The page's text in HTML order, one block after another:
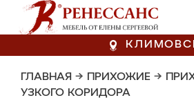
ГЛАВНАЯ → ПРИХОЖИЕ →
УЗКОГО КОРИДОРА